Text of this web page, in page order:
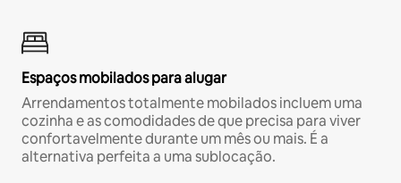
Espaços mobilados para alugar
Arrendamentos totalmente mobilados incluem uma
cozinha e as comodidades de que precisa para viver
confortavelmente durante um mês ou mais. É a
alternativa perfeita a uma sublocação.